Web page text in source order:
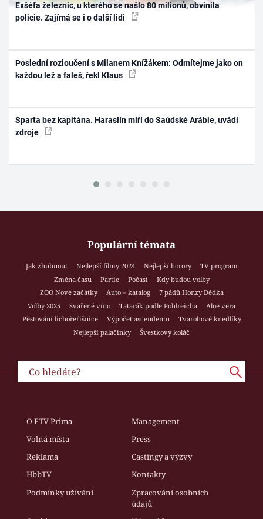
Exšéfa železnic, u kterého se našlo 80 milionů, obvinila
policie. Zajímá se i o další lidi
Poslední rozloučení s Milanem Knížákem: Odmítejme jako on
každou lež a faleš, řekl Klaus
Sparta bez kapitána. Haraslín míří do Saúdské Arábie, uvádí
zdroje
Populární témata
Jak zhubnout Nejlepší filmy 2024 Nejlepší horory
TV program
Změna času
Partie Počasí
Kdy budou volby
ZOO Nové začátky
Auto – katalog
7 pádů Honzy Dědka
Volby 2025
Svařené víno Tatarák podle Pohlreicha
Aloe vera
Pěstování lichořeřišnice
Výpočet ascendentu
Tvarohové knedlíky
Nejlepší palačinky
Švestkový koláč
O FTV Prima
Management
Volná místa
Press
Reklama
Castingy a výzvy
HbbTV
Kontakty
Podmínky užívání
Zpracování osobních
údajů